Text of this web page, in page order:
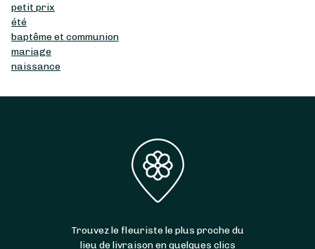
petit prix
été
baptême et communion
mariage
naissance
Trouvez le fleuriste le plus proche du
lieu de livraison en quelques clics